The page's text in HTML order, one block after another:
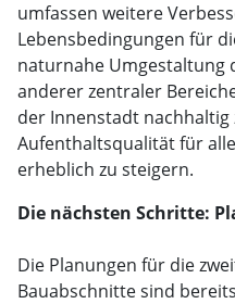
umfassen weitere
Lebensbedingungen für
naturnahe Umgestaltung
anderer zentraler
der Innenstadt
Aufenthaltsqualität für
erheblich zu steigern.
Die nächsten Schritte:
Die Planungen für die
Bauabschnitte sind